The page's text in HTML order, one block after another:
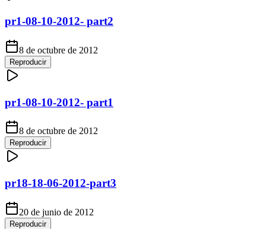
pr1-08-10-2012- part2
8 de octubre de 2012
Reproducir
pr1-08-10-2012- part1
8 de octubre de 2012
Reproducir
pr18-18-06-2012-part3
20 de junio de 2012
Reproducir